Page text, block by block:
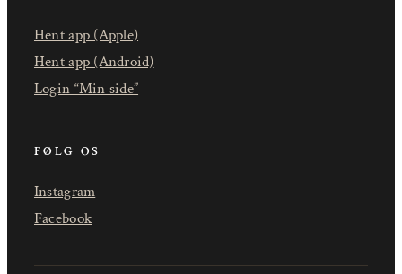
Hent app (Apple)
Hent app (Android)
Login “Min side”
FØLG OS
Instagram
Facebook